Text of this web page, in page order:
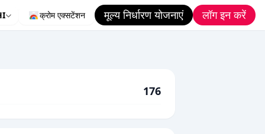
क्रोम एक्सटेंशन मूल्य निर्धारण योजनाएं लॉग इन करें
176